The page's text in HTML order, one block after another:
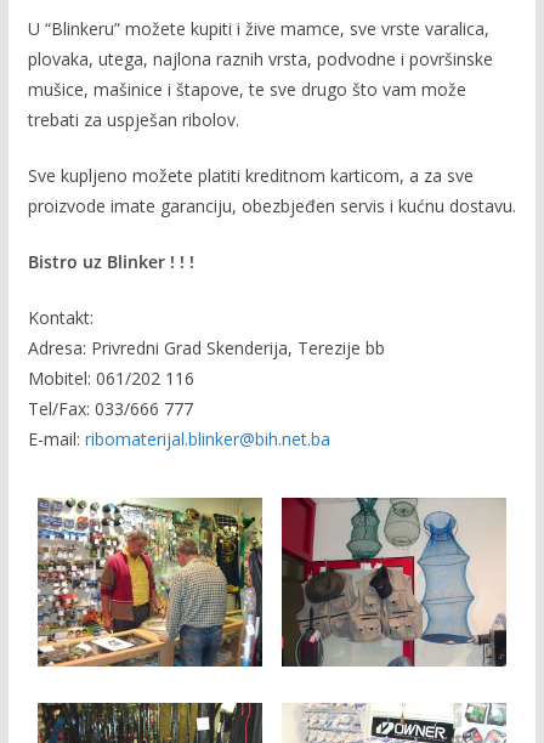
U “Blinkeru” možete kupiti i žive mamce, sve vrste varalica,
plovaka, utega, najlona raznih vrsta, podvodne i površinske
mušice, mašinice i štapove, te sve drugo što vam može
trebati za uspješan ribolov.
Sve kupljeno možete platiti kreditnom karticom, a za sve
proizvode imate garanciju, obezbjeđen servis i kućnu dostavu.
Bistro uz Blinker ! ! !
Kontakt:
Adresa: Privredni Grad Skenderija, Terezije bb
Mobitel: 061/202 116
Tel/Fax: 033/666 777
E-mail: ribomaterijal.blinker@bih.net.ba